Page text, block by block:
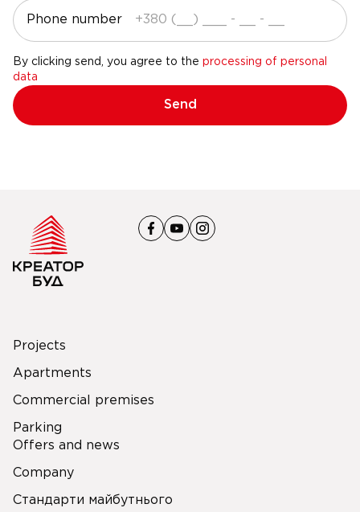
Phone number
By clicking send, you agree to the processing of personal
data
Send
Projects
Apartments
Commercial premises
Parking
Offers and news
Company
Стандарти майбутнього